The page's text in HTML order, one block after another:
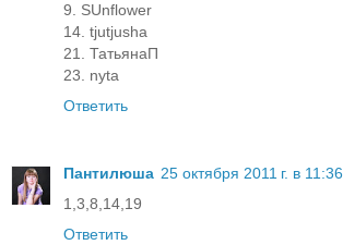
9. SUnflower
14. tjutjusha
21. ТатьянаП
23. nyta
Ответить
Пантилюша 25 октября 2011 г. в 11:36
1,3,8,14,19
Ответить